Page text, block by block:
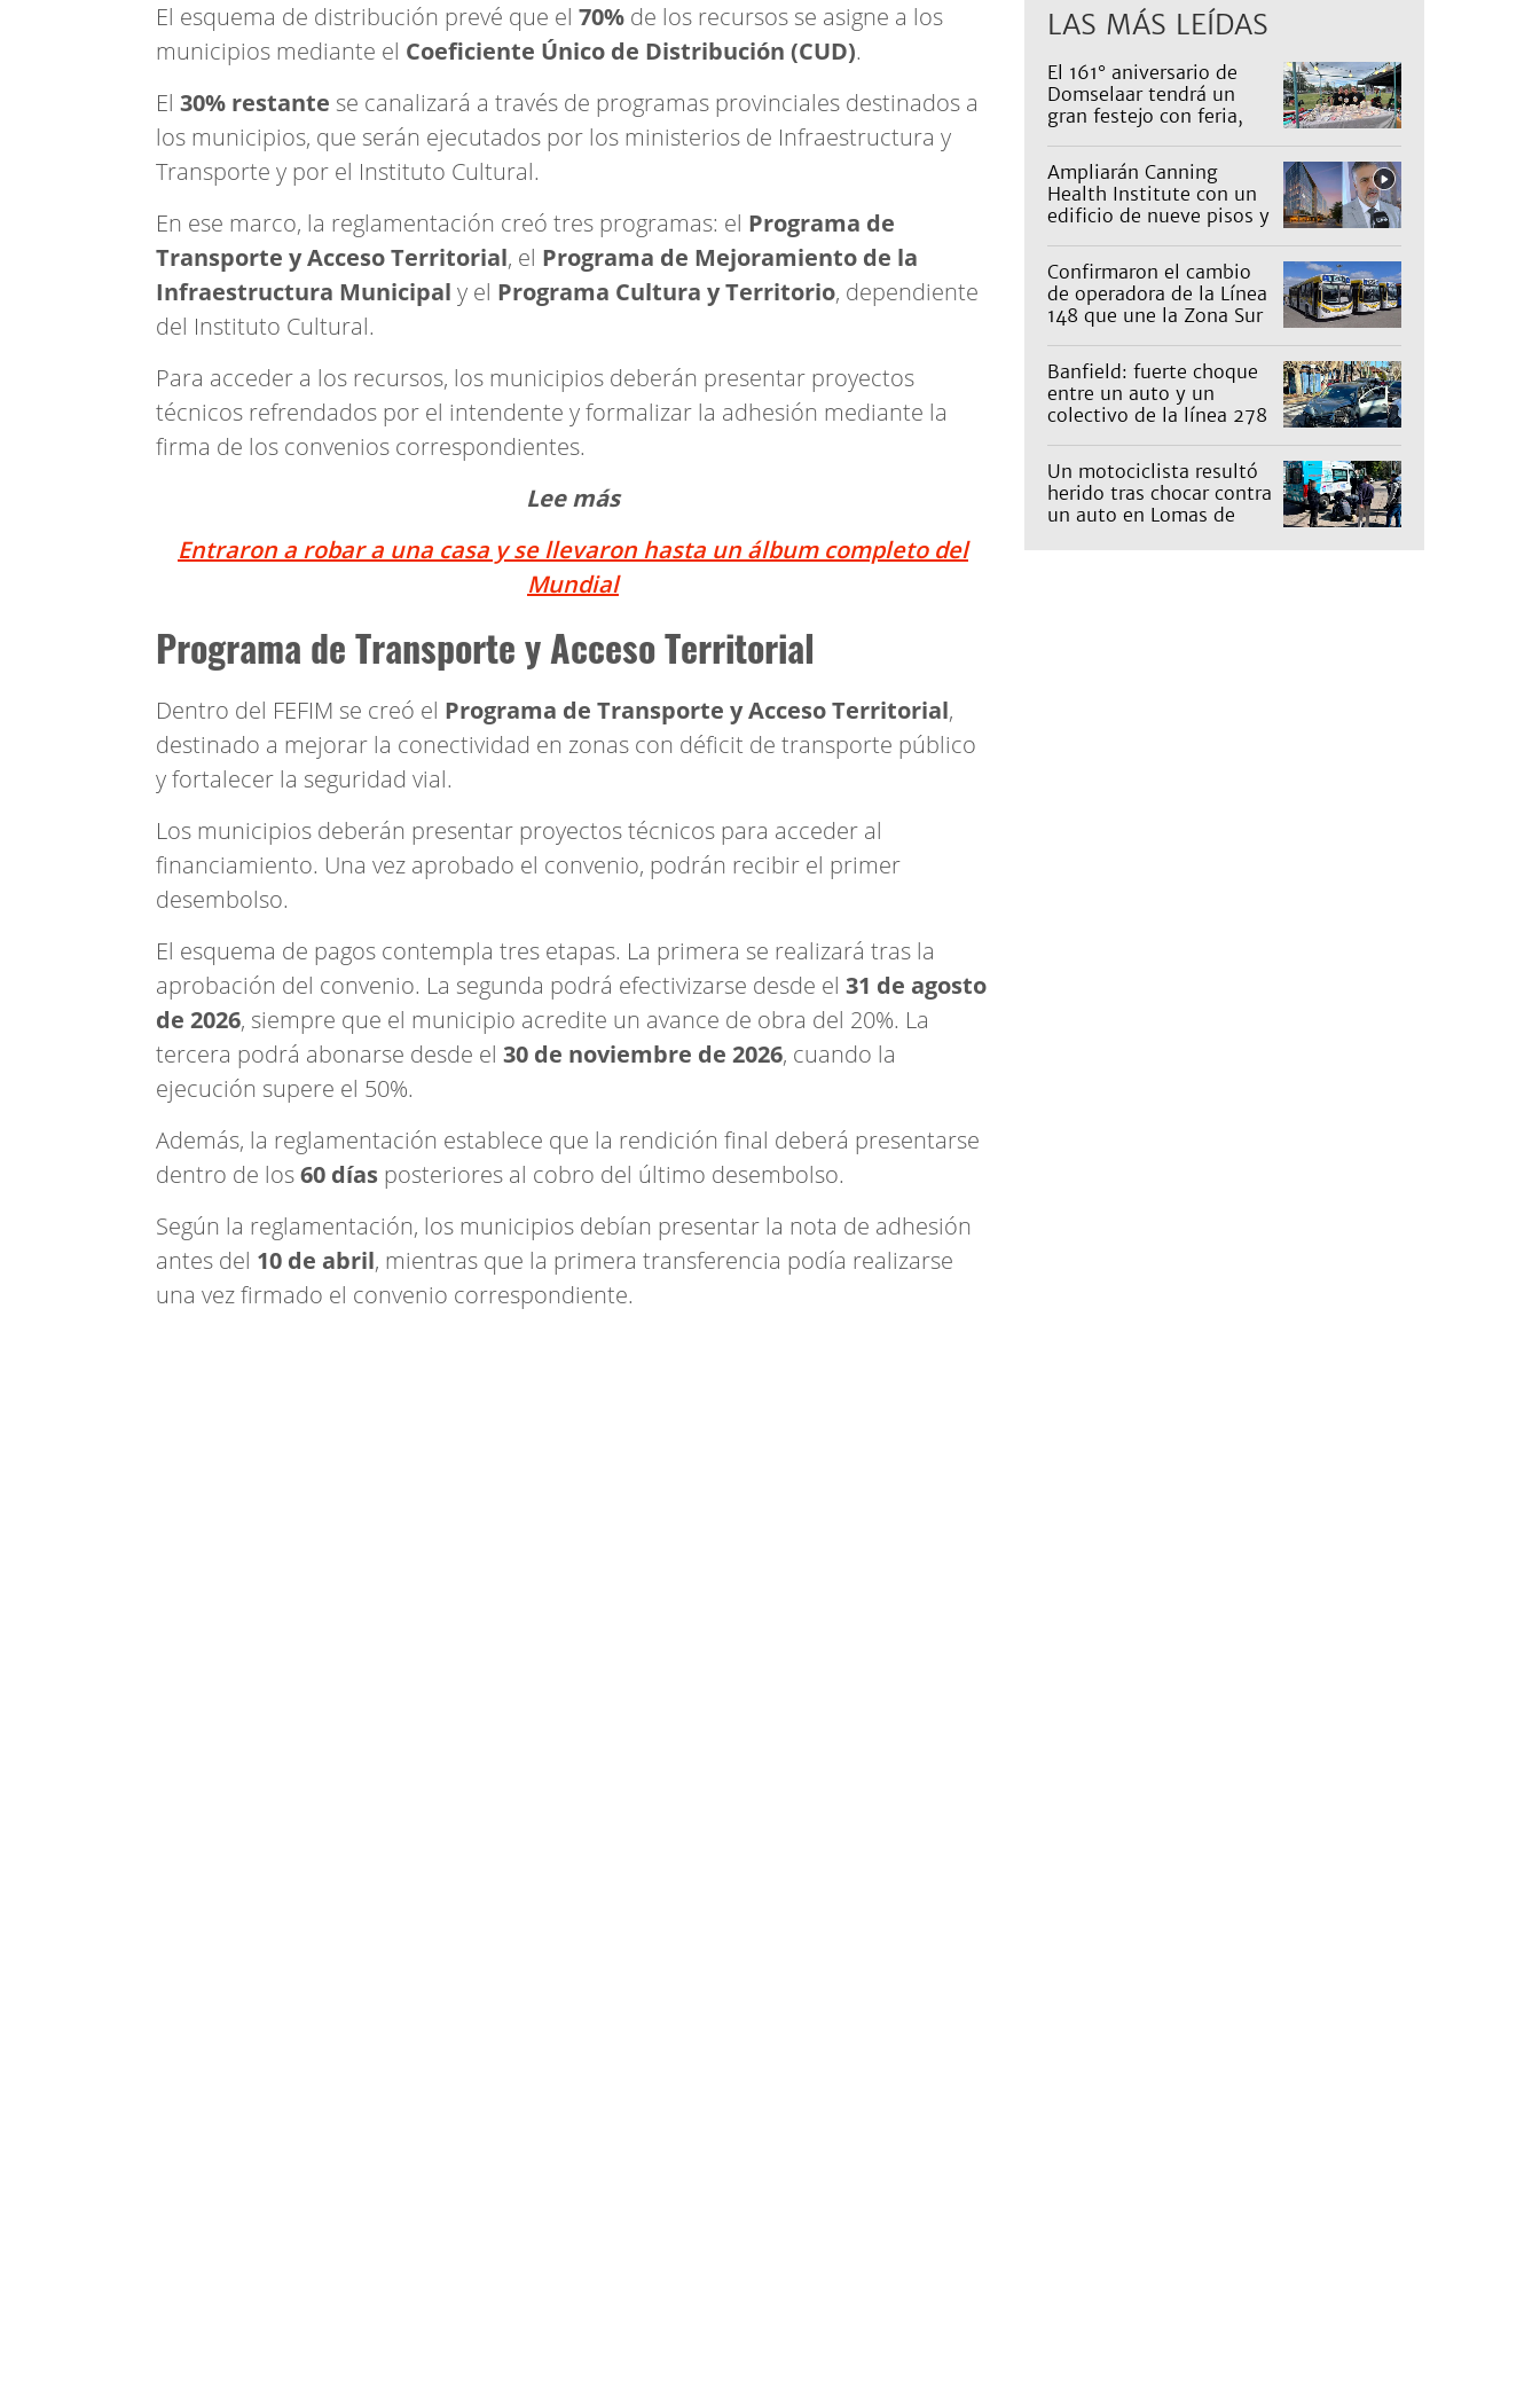
El esquema de distribución prevé que el 70% de los recursos se asigne a los
municipios mediante el Coeficiente Único de Distribución (CUD).
El 30% restante se canalizará a través de programas provinciales destinados a
los municipios, que serán ejecutados por los ministerios de Infraestructura y
Transporte y por el Instituto Cultural.
En ese marco, la reglamentación creó tres programas: el Programa de
Transporte y Acceso Territorial, el Programa de Mejoramiento de la
Infraestructura Municipal y el Programa Cultura y Territorio, dependiente
del Instituto Cultural.
Para acceder a los recursos, los municipios deberán presentar proyectos
técnicos refrendados por el intendente y formalizar la adhesión mediante la
firma de los convenios correspondientes.
Lee más
Entraron a robar a una casa y se llevaron hasta un álbum completo del
Mundial
Programa de Transporte y Acceso Territorial
Dentro del FEFIM se creó el Programa de Transporte y Acceso Territorial,
destinado a mejorar la conectividad en zonas con déficit de transporte público
y fortalecer la seguridad vial.
Los municipios deberán presentar proyectos técnicos para acceder al
financiamiento. Una vez aprobado el convenio, podrán recibir el primer
desembolso.
El esquema de pagos contempla tres etapas. La primera se realizará tras la
aprobación del convenio. La segunda podrá efectivizarse desde el 31 de agosto
de 2026, siempre que el municipio acredite un avance de obra del 20%. La
tercera podrá abonarse desde el 30 de noviembre de 2026, cuando la
ejecución supere el 50%.
Además, la reglamentación establece que la rendición final deberá presentarse
dentro de los60 días posteriores al cobro del último desembolso.
Según la reglamentación, los municipios debían presentar la nota de adhesión
antes del 10 de abril, mientras que la primera transferencia podía realizarse
una vez firmado el convenio correspondiente.
LAS MÁS LEÍDAS
El 161° aniversario de
Domselaar tendrá un
gran festejo con feria,
propuestas para niños
Ampliarán Canning
Health Institute con un
edificio de nueve pisos y
millones
Confirmaron el cambio
de operadora de la Línea
148 que une la Zona Sur
los recorridos
Banfield: fuerte choque
entre un auto y un
colectivo de la línea 278
Un motociclista resultó
herido tras chocar contra
un auto en Lomas de